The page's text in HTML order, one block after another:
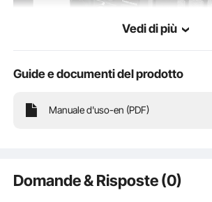
Vedi di più
Guide e documenti del prodotto
Manuale d'uso-en (PDF)
Domande & Risposte (0)